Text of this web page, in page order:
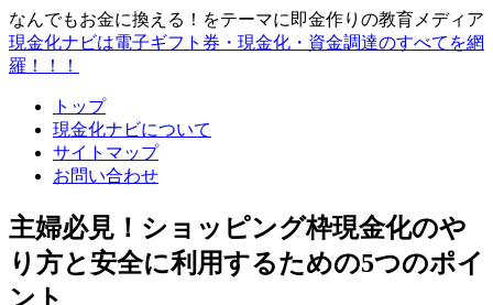
なんでもお金に換える！をテーマに即金作りの教育メディア
現金化ナビは電子ギフト券・現金化・資金調達のすべてを網
羅！！！
トップ
現金化ナビについて
サイトマップ
お問い合わせ
主婦必見！ショッピング枠現金化のや
り方と安全に利用するための5つのポイ
ント